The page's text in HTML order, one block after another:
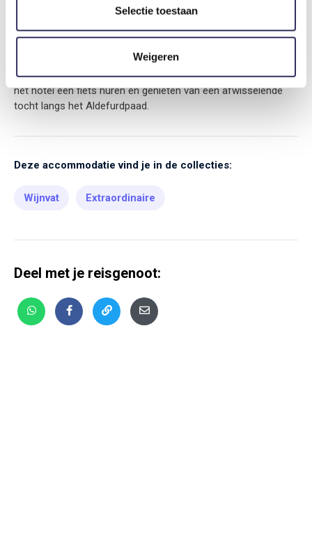
Selectie toestaan
Weigeren
voor diverse watersporten, zoals zeilen en windsurfen. Breng
een bezoek aan het Vrouwtje van Stavoren en Toankamer ’t
leven wordt gebracht. Neem de boot naar Enkhuizen en
bezoek het indrukwekkende Zuiderzeemuseum. Ook kun je in
het hotel een fiets huren en genieten van een afwisselende
tocht langs het Aldefurdpaad.
Deze accommodatie vind je in de collecties:
Wijnvat Extraordinaire
Deel met je reisgenoot: